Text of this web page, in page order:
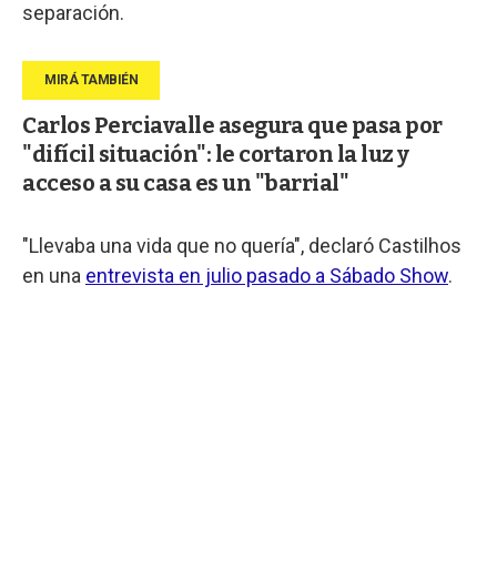
separación.
Carlos Perciavalle asegura que pasa por
"difícil situación": le cortaron la luz y
acceso a su casa es un "barrial"
"Llevaba una vida que no quería", declaró Castilhos
en una entrevista en julio pasado a Sábado Show.